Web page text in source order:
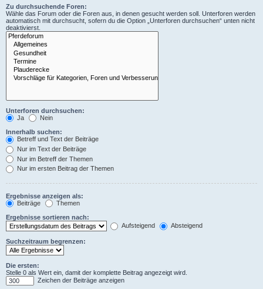
Zu durchsuchende Foren:
Wähle das Forum oder die Foren aus, in denen gesucht werden soll. Unterforen werden
automatisch mit durchsucht, sofern du die Option „Unterforen durchsuchen“ unten nicht
deaktivierst.
Unterforen durchsuchen:
Ja
Nein
Innerhalb suchen:
Betreff und Text der Beiträge
Nur im Text der Beiträge
Nur im Betreff der Themen
Nur im ersten Beitrag der Themen
Ergebnisse anzeigen als:
Beiträge
Themen
Ergebnisse sortieren nach:
Aufsteigend
Absteigend
Suchzeitraum begrenzen:
Die ersten:
Stelle 0 als Wert ein, damit der komplette Beitrag angezeigt wird.
Zeichen der Beiträge anzeigen